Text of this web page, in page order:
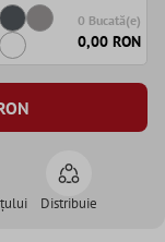
0 Bucată(e)
0,00 RON
Distribuie